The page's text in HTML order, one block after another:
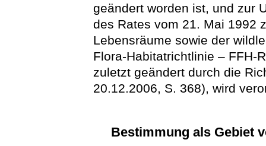
geändert worden ist, und zur
des Rates vom 21. Mai 1992
Lebensräume sowie der
Flora-Habitatrichtlinie – FFH-
zuletzt geändert durch die
20.12.2006, S. 368), wird
Bestimmung als Gebiet